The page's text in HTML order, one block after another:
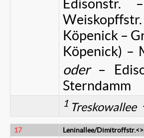
Edisonstr.
Köpenick –
Köpenick) –
oder –
Sterndamm
1 Treskowallee
17
Leninallee/